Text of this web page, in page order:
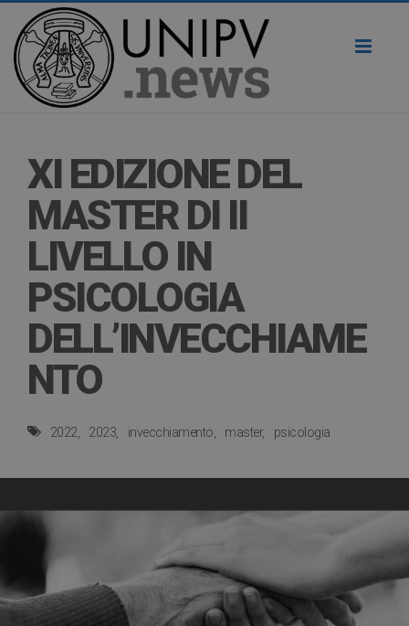
XI EDIZIONE DEL
MASTER DI II
LIVELLO IN
PSICOLOGIA
DELL’INVECCHIAME
NTO
2022 2023 invecchiamento master psicologia